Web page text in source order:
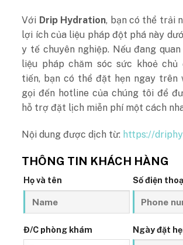
Với Drip Hydration, bạn có thể trải
lợi ích của liệu pháp đột phá này
y tế chuyên nghiệp. Nếu đang
liệu pháp chăm sóc sức khoẻ chủ
tiến, bạn có thể đặt hẹn ngay trên
gọi đến hotline của chúng tôi để
hỗ trợ đặt lịch miễn phí một cách
Nội dung được dịch từ: https://
THÔNG TIN KHÁCH HÀNG
Họ và tên Số điện
Đ/C phòng khám Ngày đặt